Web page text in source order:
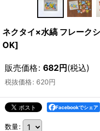
ネクタイ×水縞 フレーク
OK]
販売価格: 682円(税込)
税抜価格: 620円
Facebookでシェア
数量: